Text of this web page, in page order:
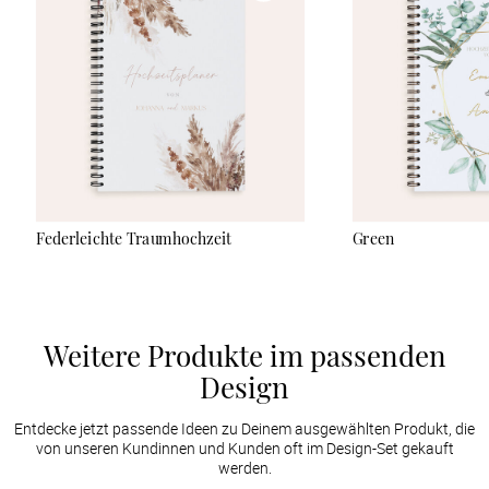
Belieben eine schimmernde Veredelung hinzu und
personalisiert das Cover nach Euren Wünschen mit eigenem
Text und Foto. Der Wedding Planner enthält Schritt-für-Schritt-
Anleitungen, um stressfrei zu organisieren und alle Kosten im
Blick zu behalten. Er bietet Euch außerdem Ideen für Tisch- und
Sitzordnungen, Gäste- und Hochzeitsprofi-Listen und vieles
mehr. So denkt Ihr an alles, was Euren Tag besonders macht.
Federleichte Traumhochzeit Green
Weitere Produkte im passenden
Design
Entdecke jetzt passende Ideen zu Deinem ausgewählten Produkt, die
von unseren Kundinnen und Kunden oft im Design-Set gekauft
werden.